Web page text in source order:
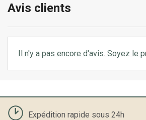
Avis clients
Il n'y a pas encore d'avis. Soyez le
Expédition rapide sous 24h